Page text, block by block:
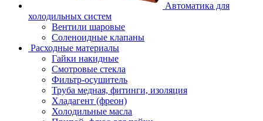
Автоматика для
холодильных систем
Вентили шаровые
Соленоидные клапаны
Расходные материалы
Гайки накидные
Смотровые стекла
Фильтр-осушитель
Труба медная, фитинги, изоляция
Хладагент (фреон)
Холодильные масла